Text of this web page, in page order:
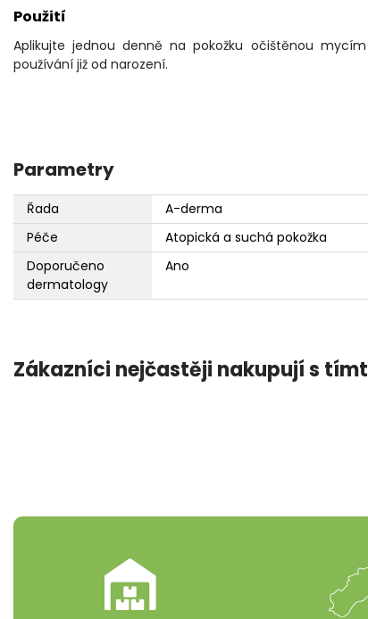
Použití
Aplikujte jednou denně na pokožku očištěnou
používání již od narození.
Parametry
Řada
A-derma
Péče
Atopická a suchá pokožka
Doporučeno
dermatology
Ano
Zákazníci nejčastěji nakupují s